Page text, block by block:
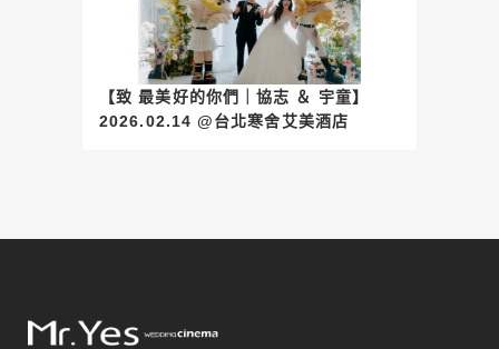
【致 最美好的你們｜協志 ＆ 宇童】
2026.02.14 @台北寒舍艾美酒店